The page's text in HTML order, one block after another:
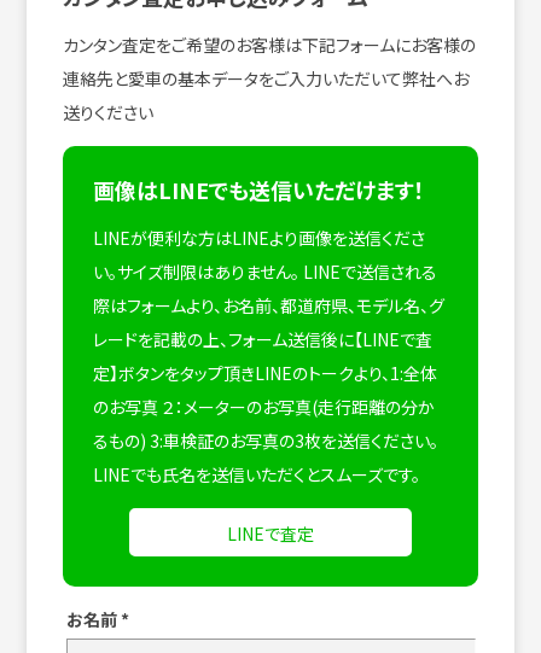
カンタン査定をご希望のお客様は下記フォームにお客様の
連絡先と愛車の基本データをご入力いただいて弊社へお
送りください
画像はLINEでも送信いただけます！
LINEが便利な方はLINEより画像を送信くださ
い。サイズ制限はありません。 LINEで送信される
際はフォームより、お名前、都道府県、モデル名、グ
レードを記載の上、フォーム送信後に【LINEで査
定】ボタンをタップ頂きLINEのトークより、1:全体
のお写真 ２：メーターのお写真(走行距離の分か
るもの) 3:車検証のお写真の3枚を送信ください。
LINEでも氏名を送信いただくとスムーズです。
LINEで査定
お名前 *